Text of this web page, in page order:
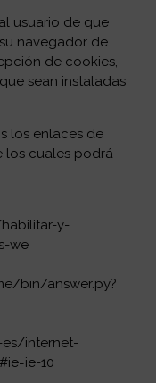
al usuario de que
navegador de
de cookies,
sean instaladas
los enlaces de
los cuales podrá
y-
we
bin/answer.py?
internet-
10